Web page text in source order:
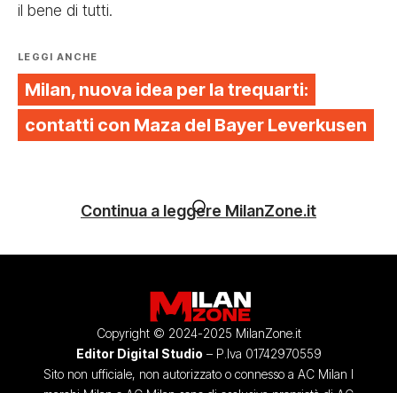
il bene di tutti.
LEGGI ANCHE
Milan, nuova idea per la trequarti:
contatti con Maza del Bayer Leverkusen
Continua a leggere MilanZone.it
Copyright © 2024-2025 MilanZone.it
Editor Digital Studio – P.Iva 01742970559
Sito non ufficiale, non autorizzato o connesso a AC Milan I